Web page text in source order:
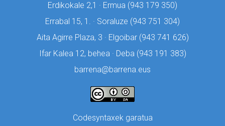
Erdikokale 2,1 · Ermua (943 179 350)
Errabal 15, 1. · Soraluze (943 751 304)
Aita Agirre Plaza, 3 · Elgoibar (943 741 626)
Ifar Kalea 12, behea · Deba (943 191 383)
barrena@barrena.eus
Codesyntaxek garatua